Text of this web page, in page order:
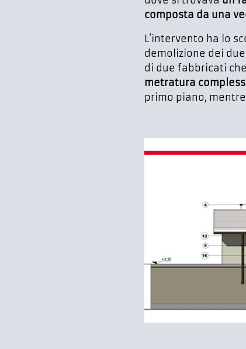
composta da una
L’intervento ha lo
demolizione dei
di due fabbricati
metratura
primo piano,